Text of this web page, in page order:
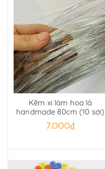
Kẽm xi làm hoa lá
handmade 80cm (10 sợi)
7.000₫